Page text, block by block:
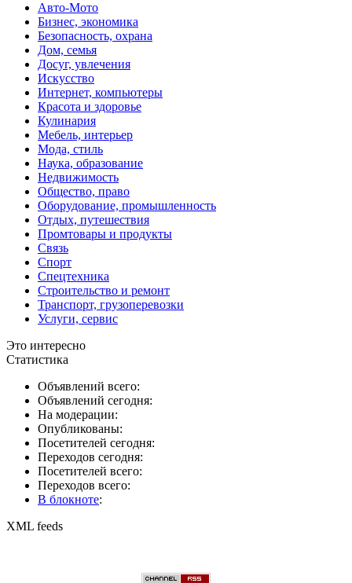
Авто-Мото
Бизнес, экономика
Безопасность, охрана
Дом, семья
Досуг, увлечения
Искусство
Интернет, компьютеры
Красота и здоровье
Кулинария
Мебель, интерьер
Мода, стиль
Наука, образование
Недвижимость
Общество, право
Оборудование, промышленность
Отдых, путешествия
Промтовары и продукты
Связь
Спорт
Спецтехника
Строительство и ремонт
Транспорт, грузоперевозки
Услуги, сервис
Это интересно
Статистика
Объявлений всего:
Объявлений сегодня:
На модерации:
Опубликованы:
Посетителей сегодня:
Переходов сегодня:
Посетителей всего:
Переходов всего:
В блокноте:
XML feeds